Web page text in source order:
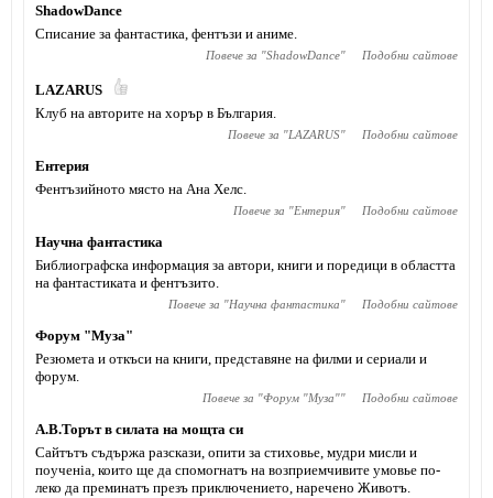
ShadowDance
Списание за фантастика, фентъзи и аниме.
Повече за "ShadowDance" Подобни сайтове
LAZARUS
Клуб на авторите на хорър в България.
Повече за "LAZARUS" Подобни сайтове
Ентерия
Фентъзийното място на Ана Хелс.
Повече за "Ентерия" Подобни сайтове
Научна фантастика
Библиографска информация за автори, книги и поредици в областта
на фантастиката и фентъзито.
Повече за "Научна фантастика" Подобни сайтове
Форум "Муза"
Резюмета и откъси на книги, представяне на филми и сериали и
форум.
Повече за "Форум "Муза"" Подобни сайтове
А.В.Торът в силата на мощта си
Сайтътъ съдържа разскази, опити за стиховье, мудри мисли и
поученiа, които ще да спомогнатъ на возприемчивите умовье по-
леко да преминатъ презъ приключението, наречено Животъ.